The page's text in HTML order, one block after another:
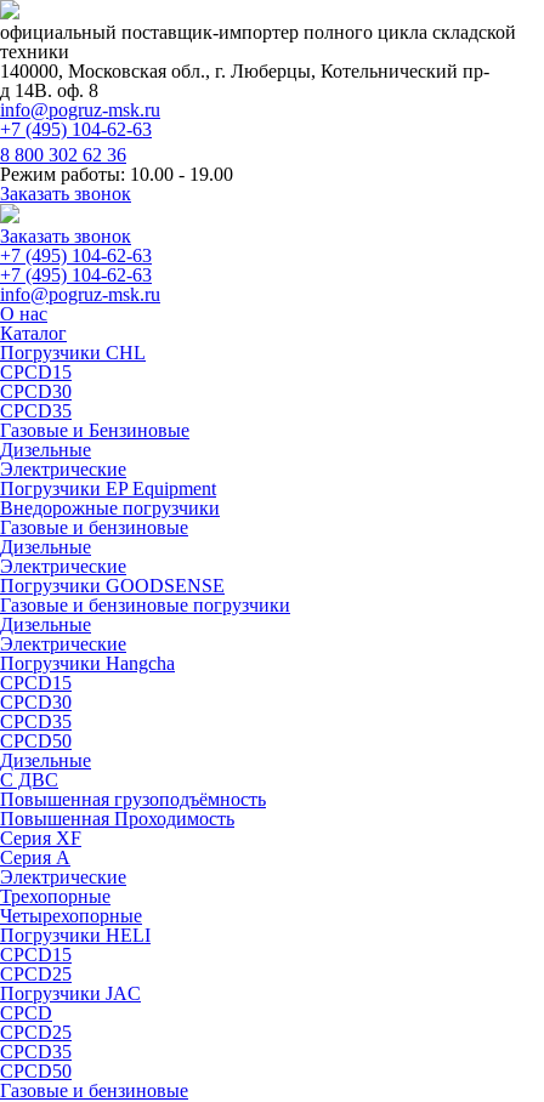
официальный поставщик-импортер полного цикла складской
техники
140000, Московская обл., г. Люберцы, Котельнический пр-
д 14В. оф. 8
info@pogruz-msk.ru
+7 (495) 104-62-63
8 800 302 62 36
Режим работы: 10.00 - 19.00
Заказать звонок
Заказать звонок
+7 (495) 104-62-63
+7 (495) 104-62-63
info@pogruz-msk.ru
О нас
Каталог
Погрузчики CHL
CPCD15
CPCD30
CPCD35
Газовые и Бензиновые
Дизельные
Электрические
Погрузчики EP Equipment
Внедорожные погрузчики
Газовые и бензиновые
Дизельные
Электрические
Погрузчики GOODSENSE
Газовые и бензиновые погрузчики
Дизельные
Электрические
Погрузчики Hangcha
CPCD15
CPCD30
CPCD35
CPCD50
Дизельные
С ДВС
Повышенная грузоподъёмность
Повышенная Проходимость
Серия XF
Серия А
Электрические
Трехопорные
Четырехопорные
Погрузчики HELI
CPCD15
CPCD25
Погрузчики JAC
CPCD
CPCD25
CPCD35
CPCD50
Газовые и бензиновые